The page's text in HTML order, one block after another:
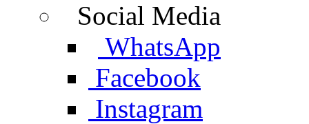
Social Media
WhatsApp
Facebook
Instagram